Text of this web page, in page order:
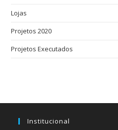
Lojas
Projetos 2020
Projetos Executados
Institucional